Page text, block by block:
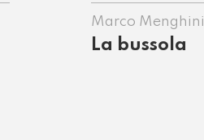
La bussola
Marco Menghini